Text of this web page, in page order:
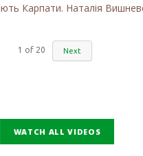
1 of 20 Next
WATCH ALL VIDEOS